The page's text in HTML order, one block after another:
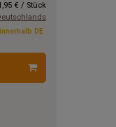
€ / Stück
DE